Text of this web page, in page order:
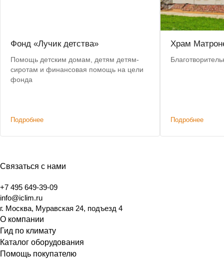
Фонд «Лучик детства»
Помощь детским домам, детям детям-
сиротам и финансовая помощь на цели
фонда
Подробнее
Храм
Подробнее
Связаться с нами
+7 495 649-39-09
info@iclim.ru
г. Москва, Муравская 24, подъезд 4
О компании
Гид по климату
Каталог оборудования
Помощь покупателю